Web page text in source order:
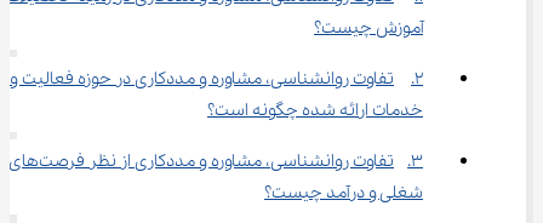
آموزش چیست؟
2.	تفاوت روانشناسی، مشاوره و مددکاری در حوزه فعالیت و
خدمات ارائه شده چگونه است؟
3.	تفاوت روانشناسی، مشاوره و مددکاری از نظر فرصت‌های
شغلی و درآمد چیست؟